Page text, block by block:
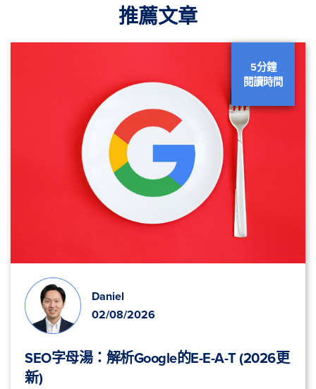
推薦文章
5分鐘
閱讀時間
Daniel
02/08/2026
SEO字母湯：解析Google的E-E-A-T (2026更
新)